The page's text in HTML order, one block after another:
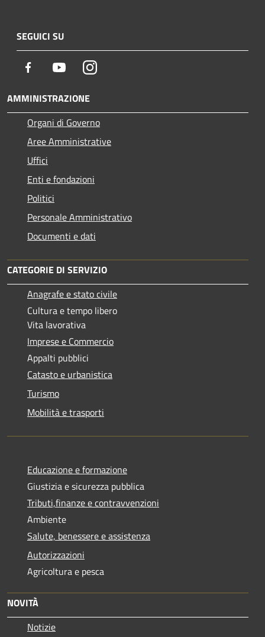
SEGUICI SU
Facebook YoutubeInstagram
AMMINISTRAZIONE
Organi di Governo
Aree Amministrative
Uffici
Enti e fondazioni
Politici
Personale Amministrativo
Documenti e dati
CATEGORIE DI SERVIZIO
Anagrafe e stato civile
Cultura e tempo libero
Vita lavorativa
Imprese e Commercio
Appalti pubblici
Catasto e urbanistica
Turismo
Mobilità e trasporti
Educazione e formazione
Giustizia e sicurezza pubblica
Tributi,finanze e contravvenzioni
Ambiente
Salute, benessere e assistenza
Autorizzazioni
Agricoltura e pesca
NOVITÀ
Notizie